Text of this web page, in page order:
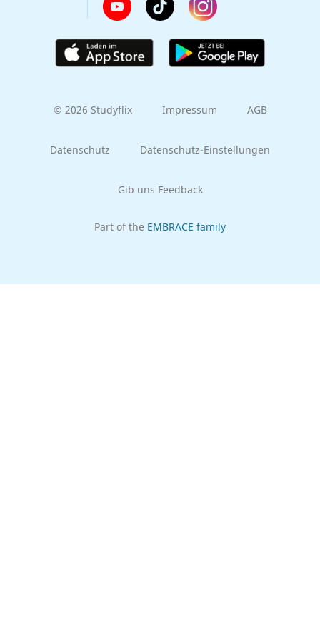
© 2026 Studyflix Impressum AGB
Datenschutz Datenschutz-Einstellungen
Gib uns Feedback
Part of the EMBRACE family